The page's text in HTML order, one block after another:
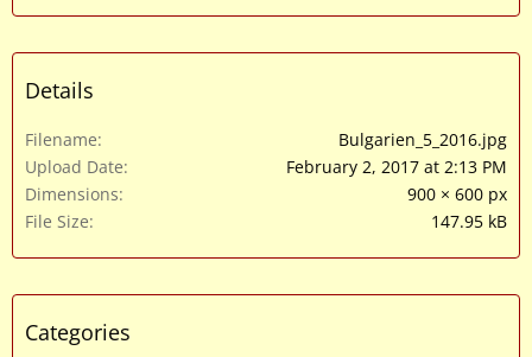
Details
Filename
Bulgarien_5_2016.jpg
Upload Date
February 2, 2017 at 2:13 PM
Dimensions
900 × 600 px
File Size
147.95 kB
Categories